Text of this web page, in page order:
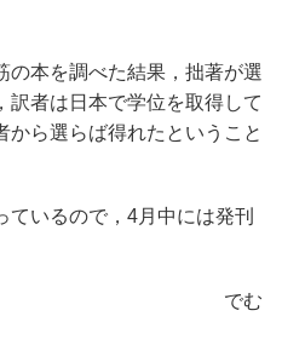
の本を調べた結果，拙著が選
訳者は日本で学位を取得して
から選らば得れたということ
ているので，4月中には発刊
でむ